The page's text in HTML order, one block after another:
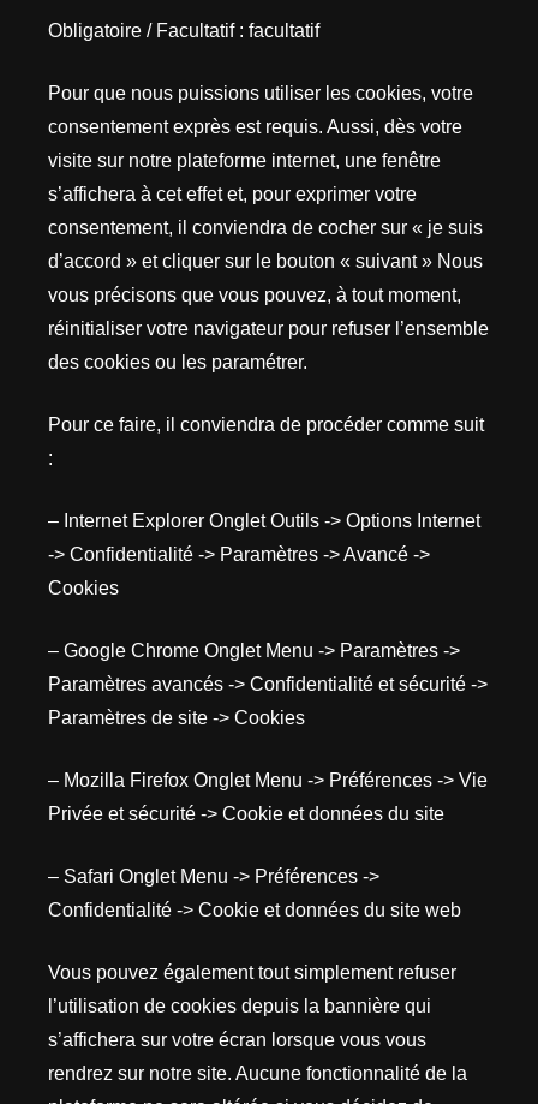
Obligatoire / Facultatif : facultatif
Pour que nous puissions utiliser les cookies, votre
consentement exprès est requis. Aussi, dès votre
visite sur notre plateforme internet, une fenêtre
s’affichera à cet effet et, pour exprimer votre
consentement, il conviendra de cocher sur « je suis
d’accord » et cliquer sur le bouton « suivant » Nous
vous précisons que vous pouvez, à tout moment,
réinitialiser votre navigateur pour refuser l’ensemble
des cookies ou les paramétrer.
Pour ce faire, il conviendra de procéder comme suit
:
– Internet Explorer Onglet Outils -> Options Internet
-> Confidentialité -> Paramètres -> Avancé ->
Cookies
– Google Chrome Onglet Menu -> Paramètres ->
Paramètres avancés -> Confidentialité et sécurité ->
Paramètres de site -> Cookies
– Mozilla Firefox Onglet Menu -> Préférences -> Vie
Privée et sécurité -> Cookie et données du site
– Safari Onglet Menu -> Préférences ->
Confidentialité -> Cookie et données du site web
Vous pouvez également tout simplement refuser
l’utilisation de cookies depuis la bannière qui
s’affichera sur votre écran lorsque vous vous
rendrez sur notre site. Aucune fonctionnalité de la